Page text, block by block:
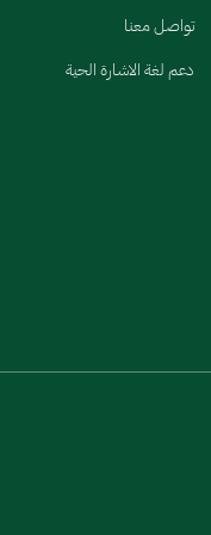
تواصل معنا
دعم لغة الاشارة الحية